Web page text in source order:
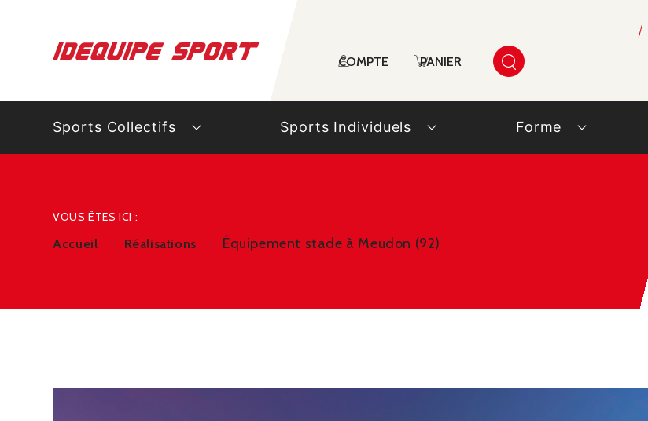
COMPTE PANIER
Sports Collectifs Sports Individuels Forme
VOUS ÊTES ICI :
Accueil Réalisations Équipement stade à Meudon (92)